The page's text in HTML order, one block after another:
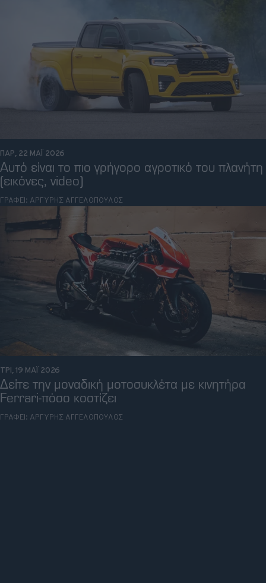
ΠΑΡ, 22 ΜΑΪ 2026
Αυτό είναι το πιο γρήγορο αγροτικό του πλανήτη
(εικόνες, video)
ΓΡΑΦΕΙ: ΑΡΓΥΡΗΣ ΑΓΓΕΛΟΠΟΥΛΟΣ
ΤΡΙ, 19 ΜΑΪ 2026
Δείτε την μοναδική μοτοσυκλέτα με κινητήρα
Ferrari-πόσο κοστίζει
ΓΡΑΦΕΙ: ΑΡΓΥΡΗΣ ΑΓΓΕΛΟΠΟΥΛΟΣ